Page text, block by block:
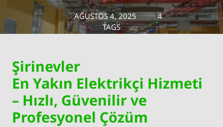
AĞUSTOS 4, 2025
4
TAGS
Şirinevler
En Yakın Elektrikçi Hizmeti
– Hızlı, Güvenilir ve
Profesyonel Çözüm